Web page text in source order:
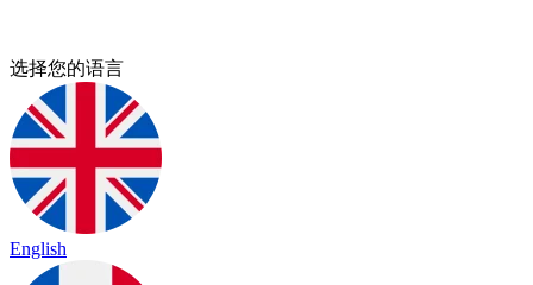
选择您的语言
English